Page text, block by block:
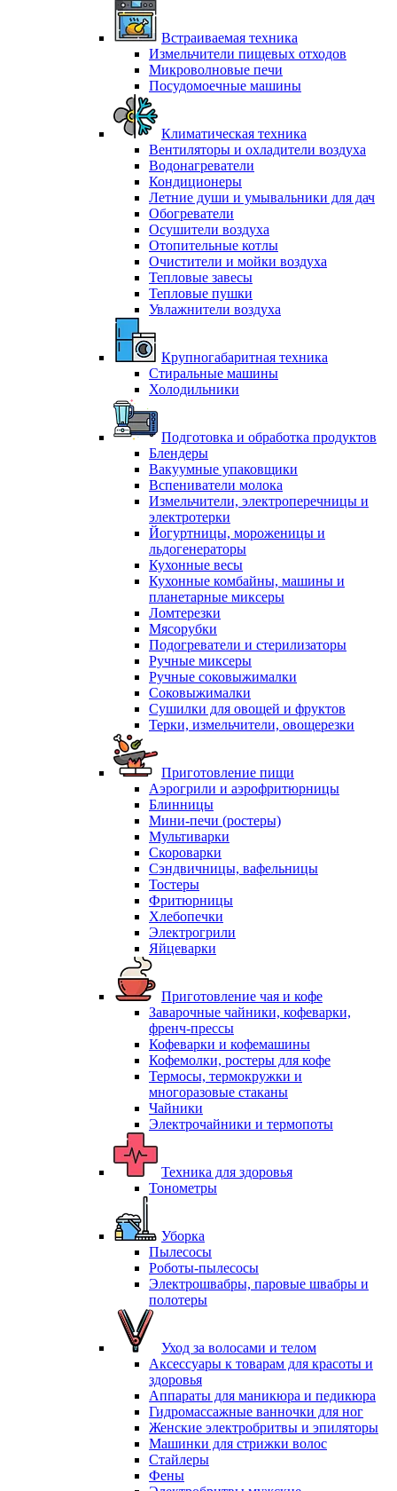
Встраиваемая техника
Измельчители пищевых отходов
Микроволновые печи
Посудомоечные машины
Климатическая техника
Вентиляторы и охладители воздуха
Водонагреватели
Кондиционеры
Летние души и умывальники для дач
Обогреватели
Осушители воздуха
Отопительные котлы
Очистители и мойки воздуха
Тепловые завесы
Тепловые пушки
Увлажнители воздуха
Крупногабаритная техника
Стиральные машины
Холодильники
Подготовка и обработка продуктов
Блендеры
Вакуумные упаковщики
Вспениватели молока
Измельчители, электроперечницы и
электротерки
Йогуртницы, мороженицы и
льдогенераторы
Кухонные весы
Кухонные комбайны, машины и
планетарные миксеры
Ломтерезки
Мясорубки
Подогреватели и стерилизаторы
Ручные миксеры
Ручные соковыжималки
Соковыжималки
Сушилки для овощей и фруктов
Терки, измельчители, овощерезки
Приготовление пищи
Аэрогрили и аэрофритюрницы
Блинницы
Мини-печи (ростеры)
Мультиварки
Скороварки
Сэндвичницы, вафельницы
Тостеры
Фритюрницы
Хлебопечки
Электрогрили
Яйцеварки
Приготовление чая и кофе
Заварочные чайники, кофеварки,
френч-прессы
Кофеварки и кофемашины
Кофемолки, ростеры для кофе
Термосы, термокружки и
многоразовые стаканы
Чайники
Электрочайники и термопоты
Техника для здоровья
Тонометры
Уборка
Пылесосы
Роботы-пылесосы
Электрошвабры, паровые швабры и
полотеры
Уход за волосами и телом
Аксессуары к товарам для красоты и
здоровья
Аппараты для маникюра и педикюра
Гидромассажные ванночки для ног
Женские электробритвы и эпиляторы
Машинки для стрижки волос
Стайлеры
Фены